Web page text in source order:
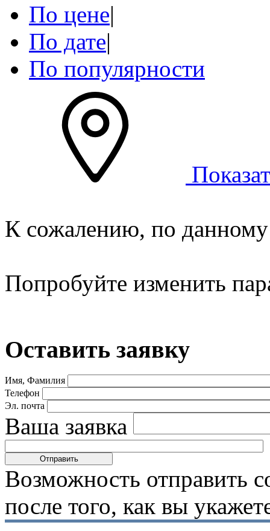
По цене|
По дате|
По популярности
К сожалению, по данному
Попробуйте изменить
Оставить заявку
Имя, Фамилия
Телефон
Эл. почта
Ваша заявка
Возможность отправить
после того, как вы